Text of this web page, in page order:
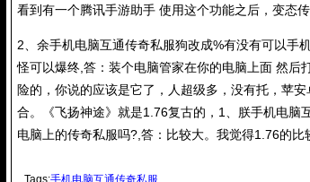
看到有一个腾讯手游助手 使用这个功能之后，变态
2、余手机电脑互通传奇私服狗改成%有没有可以手
怪可以爆终,答：装个电脑管家在你的电脑上面 然后
险的，你说的应该是它了，人超级多，没有托，苹
合。《飞扬神途》就是1.76复古的，1、朕手机电脑
电脑上的传奇私服吗?,答：比较大。我觉得1.76的比
Tags:手机电脑互通传奇私服